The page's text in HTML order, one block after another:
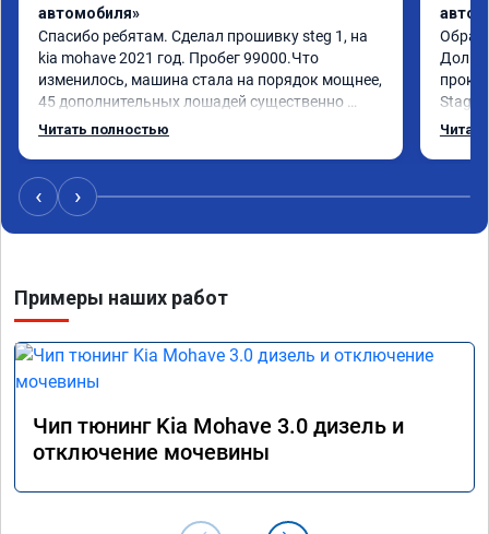
автомобиля»
Спасибо ребятам. Сделал прошивку steg 1, на
kia mohave 2021 год. Пробег 99000.Что
изменилось, машина стала на порядок мощнее,
45 дополнительных лошадей существенно
чувствуется и соответственно крутящего
12-12.5. Коробка перестала подпинывать при
наборе скорости. Педаль газа более
отзывчевее. В целом, я очень доволен.!
Читать полностью
Долго
Stage
с
‹ ›
Примеры наших работ
Чип тюнинг Kia Mohave 3.0 дизель и
отключение мочевины